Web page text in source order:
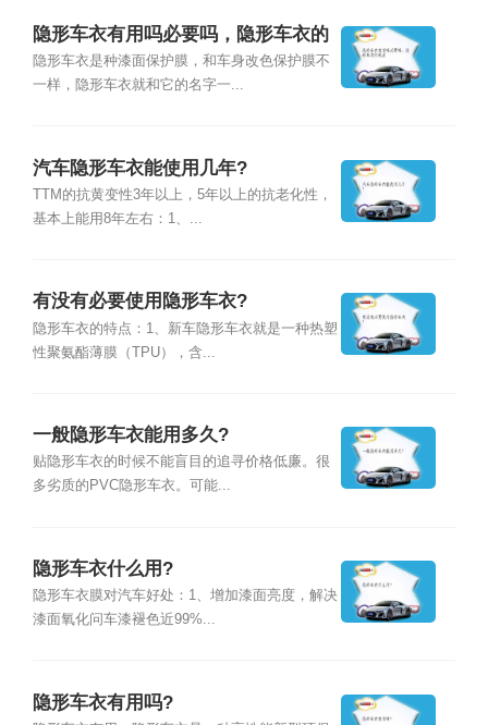
隐形车衣有用吗必要吗，隐形车衣的
缺点
隐形车衣是种漆面保护膜，和车身改色保护膜不
一样，隐形车衣就和它的名字一...
汽车隐形车衣能使用几年?
TTM的抗黄变性3年以上，5年以上的抗老化性，
基本上能用8年左右：1、...
有没有必要使用隐形车衣?
隐形车衣的特点：1、新车隐形车衣就是一种热塑
性聚氨酯薄膜（TPU），含...
一般隐形车衣能用多久?
贴隐形车衣的时候不能盲目的追寻价格低廉。很
多劣质的PVC隐形车衣。可能...
隐形车衣什么用?
隐形车衣膜对汽车好处：1、增加漆面亮度，解决
漆面氧化问车漆褪色近99%...
隐形车衣有用吗?